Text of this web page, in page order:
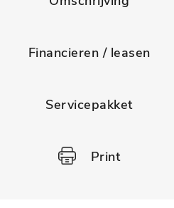
Financieren / leasen
Servicepakket
Print